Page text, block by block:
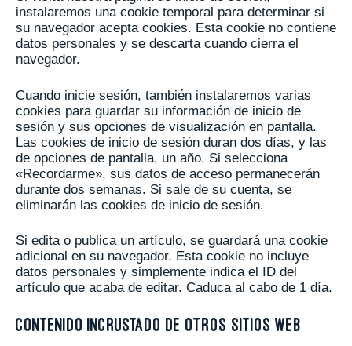
instalaremos una cookie temporal para determinar si
su navegador acepta cookies. Esta cookie no contiene
datos personales y se descarta cuando cierra el
navegador.
Cuando inicie sesión, también instalaremos varias
cookies para guardar su información de inicio de
sesión y sus opciones de visualización en pantalla.
Las cookies de inicio de sesión duran dos días, y las
de opciones de pantalla, un año. Si selecciona
«Recordarme», sus datos de acceso permanecerán
durante dos semanas. Si sale de su cuenta, se
eliminarán las cookies de inicio de sesión.
Si edita o publica un artículo, se guardará una cookie
adicional en su navegador. Esta cookie no incluye
datos personales y simplemente indica el ID del
artículo que acaba de editar. Caduca al cabo de 1 día.
Contenido incrustado de otros sitios web